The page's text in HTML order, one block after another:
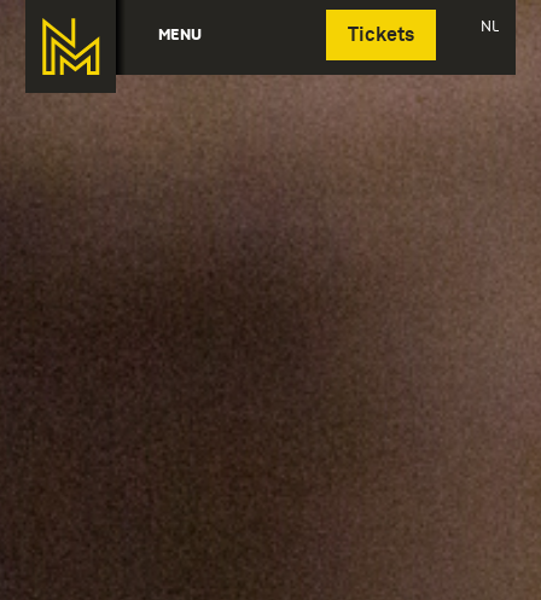
MENU Tickets NL
Deutsch